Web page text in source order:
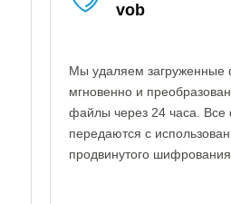
vob
Мы удаляем
мгновенно и
файлы через 24 часа.
передаются с
продвинутого шифрования